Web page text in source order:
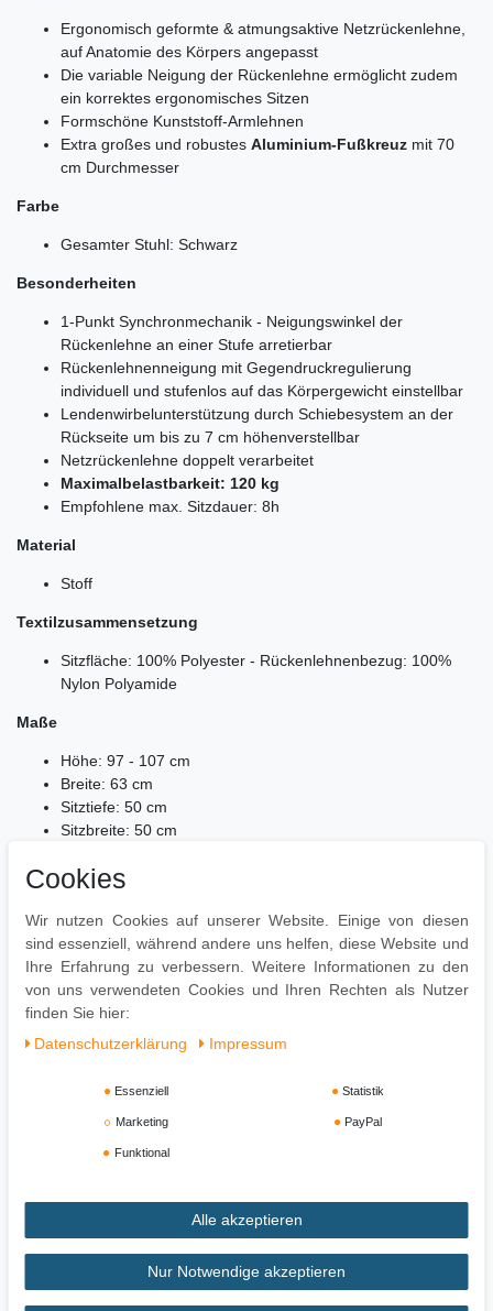
Ergonomisch geformte & atmungsaktive Netzrückenlehne,
auf Anatomie des Körpers angepasst
Die variable Neigung der Rückenlehne ermöglicht zudem
ein korrektes ergonomisches Sitzen
Formschöne Kunststoff-Armlehnen
Extra großes und robustes Aluminium-Fußkreuz mit 70
cm Durchmesser
Farbe
Gesamter Stuhl: Schwarz
Besonderheiten
1-Punkt Synchronmechanik - Neigungswinkel der
Rückenlehne an einer Stufe arretierbar
Rückenlehnenneigung mit Gegendruckregulierung
individuell und stufenlos auf das Körpergewicht einstellbar
Lendenwirbelunterstützung durch Schiebesystem an der
Rückseite um bis zu 7 cm höhenverstellbar
Netzrückenlehne doppelt verarbeitet
Maximalbelastbarkeit: 120 kg
Empfohlene max. Sitzdauer: 8h
Material
Stoff
Textilzusammensetzung
Sitzfläche: 100% Polyester - Rückenlehnenbezug: 100%
Nylon Polyamide
Maße
Höhe: 97 - 107 cm
Breite: 63 cm
Sitztiefe: 50 cm
Sitzbreite: 50 cm
Armlehnenhöhe: 60 - 70 cm (gemessen vom Boden)
Lieferumfang
1 Bürostuhl
Lieferung erfolgt zerlegt mit Montageanleitung
Impressum Daten­schutz­erklärung AGB
Cookies
Wir nutzen Cookies auf unserer Website. Einige von diesen
sind essenziell, während andere uns helfen, diese Website und
Ihre Erfahrung zu verbessern. Weitere Informationen zu den
von uns verwendeten Cookies und Ihren Rechten als Nutzer
finden Sie hier:
Daten­schutz­erklärung
Impressum
Essenziell Statistik
Marketing PayPal
Funktional
Alle akzeptieren
Nur Notwendige akzeptieren